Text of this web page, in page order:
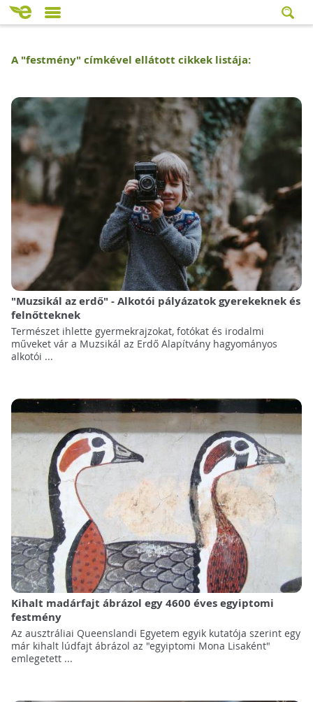
A "festmény" címkével ellátott cikkek listája:
"Muzsikál az erdő" - Alkotói pályázatok gyerekeknek és
felnőtteknek
Természet ihlette gyermekrajzokat, fotókat és irodalmi
műveket vár a Muzsikál az Erdő Alapítvány hagyományos
alkotói ...
Kihalt madárfajt ábrázol egy 4600 éves egyiptomi
festmény
Az ausztráliai Queenslandi Egyetem egyik kutatója szerint egy
már kihalt lúdfajt ábrázol az "egyiptomi Mona Lisaként"
emlegetett ...